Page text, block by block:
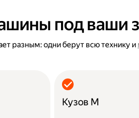
под ваши
разным: одни берут всю технику и
Кузов M